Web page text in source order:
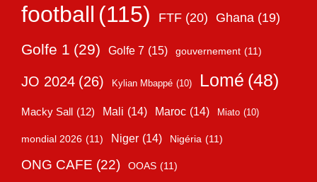
football (115) FTF (20) Ghana (19)
Golfe 1 (29) Golfe 7 (15) gouvernement (11)
JO 2024 (26) Kylian Mbappé (10) Lomé (48)
Macky Sall (12) Mali (14) Maroc (14) Miato (10)
mondial 2026 (11) Niger (14) Nigéria (11)
ONG CAFE (22) OOAS (11)